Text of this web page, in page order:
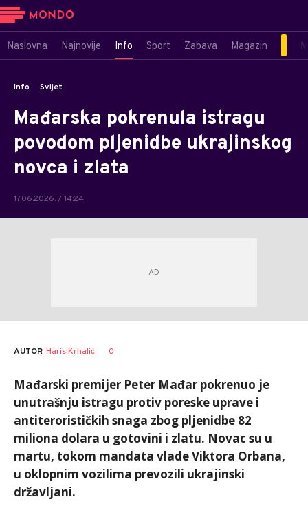
Naslovna Najnovije Info Sport Zabava Magazin
Info Svijet
Mađarska pokrenula istragu
povodom pljenidbe ukrajinskog
novca i zlata
17.06.2026. / 14:24
AUTOR Haris Krhalić 0
Mađarski premijer Peter Mađar pokrenuo je
unutrašnju istragu protiv poreske uprave i
antiterorističkih snaga zbog pljenidbe 82
miliona dolara u gotovini i zlatu. Novac su u
martu, tokom mandata vlade Viktora Orbana,
u oklopnim vozilima prevozili ukrajinski
državljani.